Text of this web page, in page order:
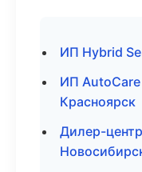
ИП Hybrid
ИП
Красноярск
Дилер-